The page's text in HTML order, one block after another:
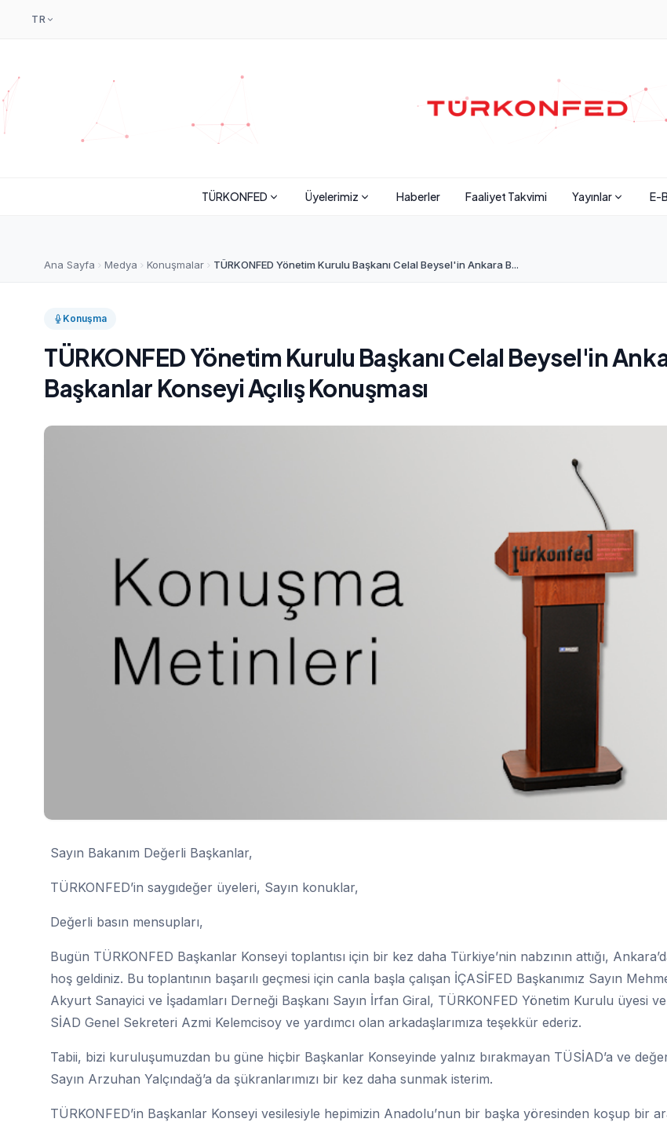
TR
TÜRKONFED Üyelerimiz Haberler Faaliyet Takvimi Yayınlar E-
Ana Sayfa Medya Konuşmalar TÜRKONFED Yönetim Kurulu Başkanı Celal Beysel'in Ankara B...
Konuşma
TÜRKONFED Yönetim Kurulu Başkanı Celal Beysel'in
Başkanlar Konseyi Açılış Konuşması
Sayın Bakanım Değerli Başkanlar,
TÜRKONFED’in saygıdeğer üyeleri, Sayın konuklar,
Değerli basın mensupları,
Bugün TÜRKONFED Başkanlar Konseyi toplantısı için bir kez daha Türkiye’nin nabzının attığı,
hoş geldiniz. Bu toplantının başarılı geçmesi için canla başla çalışan İÇASİFED Başkanımız Sayın
Akyurt Sanayici ve İşadamları Derneği Başkanı Sayın İrfan Giral, TÜRKONFED Yönetim Kurulu üyesi
SİAD Genel Sekreteri Azmi Kelemcisoy ve yardımcı olan arkadaşlarımıza teşekkür ederiz.
Tabii, bizi kuruluşumuzdan bu güne hiçbir Başkanlar Konseyinde yalnız bırakmayan TÜSİAD’a ve
Sayın Arzuhan Yalçındağ’a da şükranlarımızı bir kez daha sunmak isterim.
TÜRKONFED’in Başkanlar Konseyi vesilesiyle hepimizin Anadolu’nun bir başka yöresinden koşup bir